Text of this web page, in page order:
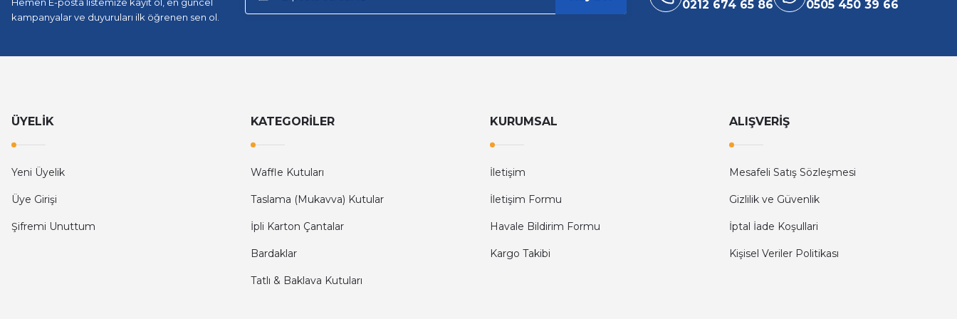
kampanyalar ve duyuruları ilk öğrenen sen ol.
0212 674 65 86 0505 450 39 66
ÜYELİK
Yeni Üyelik
Üye Girişi
Şifremi Unuttum
KATEGORİLER
Waffle Kutuları
Taslama (Mukavva) Kutular
İpli Karton Çantalar
Bardaklar
Tatlı & Baklava Kutuları
KURUMSAL
İletişim
İletişim Formu
Havale Bildirim Formu
Kargo Takibi
ALIŞVERİŞ
Mesafeli Satış Sözleşmesi
Gizlilik ve Güvenlik
İptal İade Koşullari
Kişisel Veriler Politikası